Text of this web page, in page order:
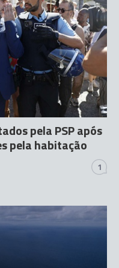
pela PSP após
pela habitação
1